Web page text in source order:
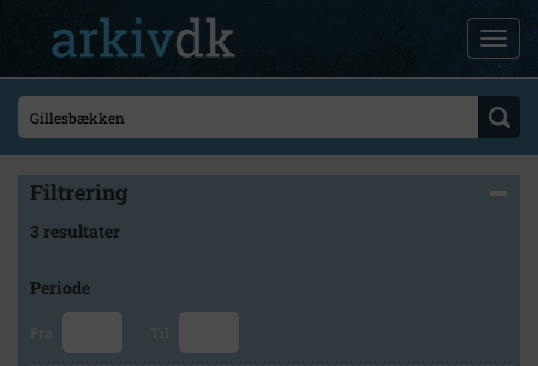
Filtrering
3 resultater
Periode
Fra Til